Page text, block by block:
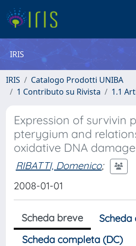
IRIS
IRIS
Catalogo Prodotti UNIBA
1 Contributo su Rivista
1.1
Expression of survivin
pterygium and
oxidative DNA damage
RIBATTI, Domenico;
2008-01-01
Scheda breve
Scheda completa (DC)